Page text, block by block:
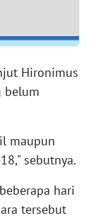
Hironimus
belum
maupun
sebutnya.
hari
tersebut